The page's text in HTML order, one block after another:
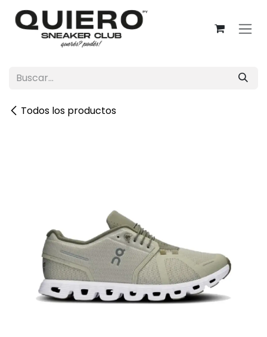
Ir al contenido
Todos los productos